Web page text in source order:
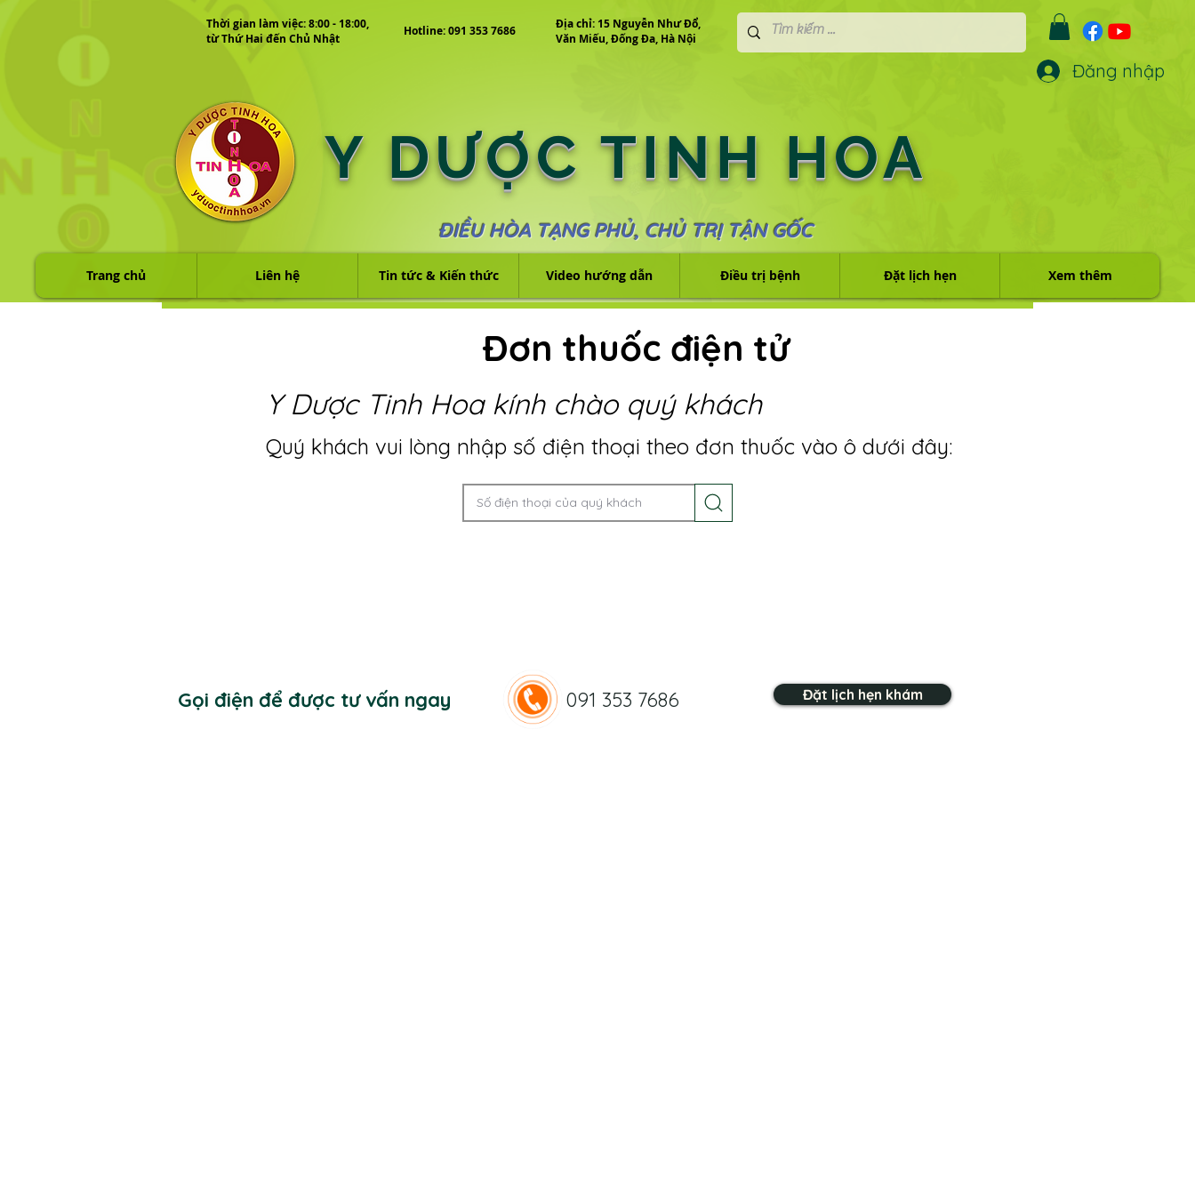
Đăng nhập
Thời gian làm việc: 8:00 - 18:00,
từ Thứ Hai đến Chủ Nhật
Hotline: 091 353 7686
Địa chỉ: 15 Nguyễn Như Đổ,
Văn Miếu, Đống Đa, Hà Nội
Y DƯỢC TINH HOA
ĐIỀU HÒA TẠNG PHỦ, CHỦ TRỊ TẬN GỐC
Trang chủ Liên hệ Tin tức & Kiến thức Video hướng dẫn Điều trị bệnh Đặt lịch hẹn Xem thêm
Đơn thuốc điện tử
Y Dược Tinh Hoa kính chào quý khách
Quý khách vui lòng nhập số điện thoại theo đơn thuốc vào ô dưới đây:
Gọi điện để được tư vấn ngay 091 353 7686 Đặt lịch hẹn khám